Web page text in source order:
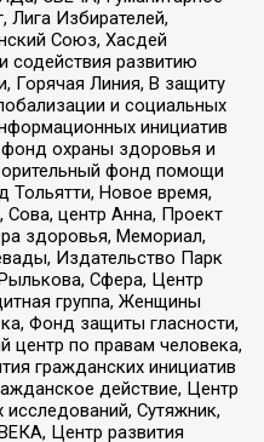
Лига Избирателей,
Союз, Хасдей
содействия развитию
Горячая Линия, В защиту
и социальных
инициатив
охраны здоровья и
фонд помощи
Новое время,
Сова, центр Анна, Проект
здоровья, Мемориал,
Издательство Парк
Сфера, Центр
группа, Женщины
Фонд защиты гласности,
центр по правам человека,
гражданских инициатив
действие, Центр
Сутяжник,
Центр развития